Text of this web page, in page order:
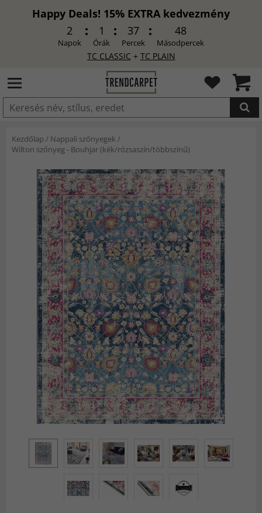
Happy Deals! 15% EXTRA kedvezmény
2
Napok
1
Órák
37
Percek
46
Másodpercek
TC CLASSIC + TC PLAIN
HOZZÁADVA
Kezdőlap / Nappali szőnyegek /
Wilton szőnyeg - Bouhjar (kék/rózsaszín/többszínű)